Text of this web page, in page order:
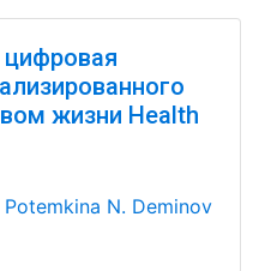
цифровая
жизни Health
Potemkina N. Deminov